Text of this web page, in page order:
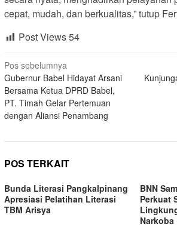
cepat, mudah, dan berkualitas,” tutup
Post Views54
Navigasi
pos
Pos sebelumnya
Gubernur Babel Hidayat Arsani
Bersama Ketua DPRD Babel,
PT. Timah Gelar Pertemuan
dengan Aliansi Penambang
POS TERKAIT
Bunda Literasi Pangkalpinang
Apresiasi Pelatihan Literasi
TBM Arisya
BNN
Perkuat
Narkoba